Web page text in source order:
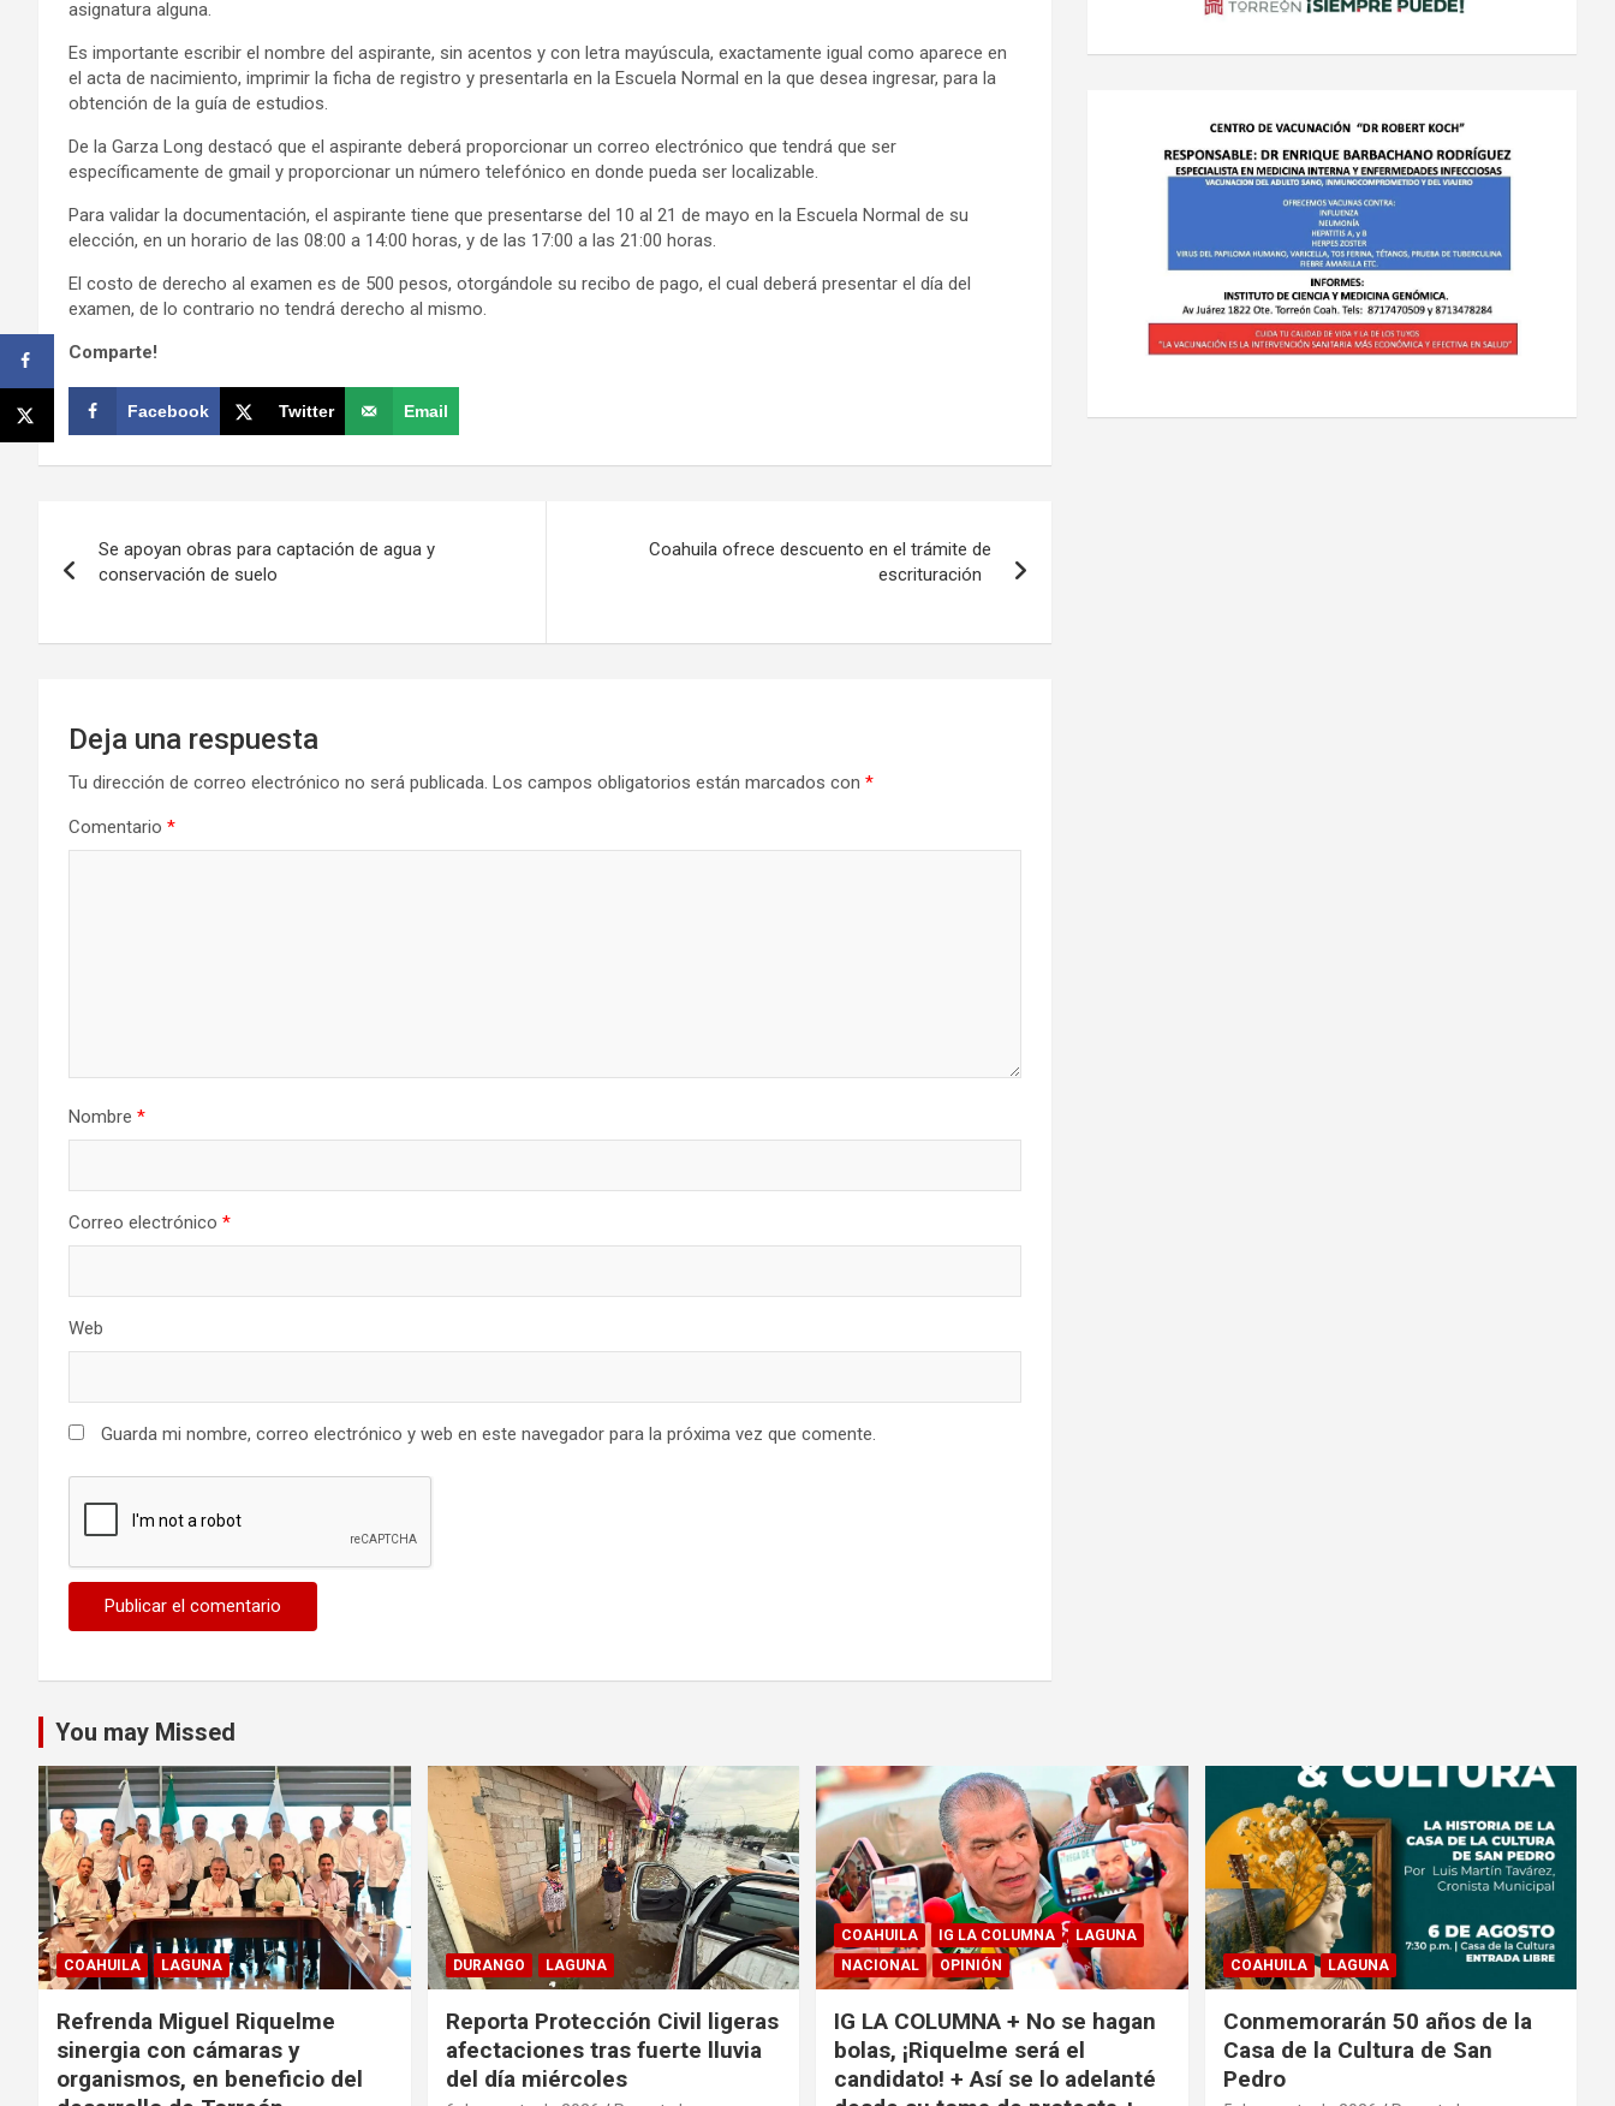
asignatura alguna.
Es importante escribir el nombre del aspirante, sin acentos y con letra mayúscula, exactamente igual como aparece en
el acta de nacimiento, imprimir la ficha de registro y presentarla en la Escuela Normal en la que desea ingresar, para la
obtención de la guía de estudios.
De la Garza Long destacó que el aspirante deberá proporcionar un correo electrónico que tendrá que ser
específicamente de gmail y proporcionar un número telefónico en donde pueda ser localizable.
Para validar la documentación, el aspirante tiene que presentarse del 10 al 21 de mayo en la Escuela Normal de su
elección, en un horario de las 08:00 a 14:00 horas, y de las 17:00 a las 21:00 horas.
El costo de derecho al examen es de 500 pesos, otorgándole su recibo de pago, el cual deberá presentar el día del
examen, de lo contrario no tendrá derecho al mismo.
Comparte!
Facebook Twitter Email
de
Se apoyan obras para captación de agua y
conservación de suelo
Coahuila ofrece descuento en el trámite de
escrituración
Deja una respuesta
Tu dirección de correo electrónico no será publicada. Los campos obligatorios están marcados con *
Comentario *
Nombre *
Correo electrónico *
Web
Guarda mi nombre, correo electrónico y web en este navegador para la próxima vez que comente.
You may Missed
COAHUILA LAGUNA
Refrenda Miguel Riquelme
sinergia con cámaras y
organismos, en beneficio del
DURANGO LAGUNA
Reporta Protección Civil ligeras
afectaciones tras fuerte lluvia
del día miércoles
COAHUILA IG LA COLUMNA
LAGUNA
NACIONAL
OPINIÓN
IG LA COLUMNA + No se hagan
bolas, ¡Riquelme será el
candidato! + Así se lo adelanté
COAHUILA LAGUNA
Conmemorarán 50 años de la
Casa de la Cultura de San
Pedro